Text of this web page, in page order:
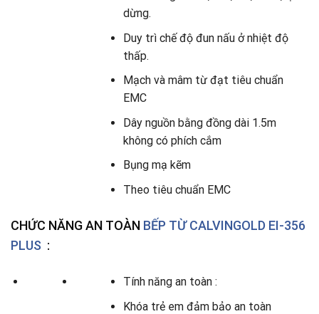
dừng.
Duy trì chế độ đun nấu ở nhiệt độ
thấp.
Mạch và mâm từ đạt tiêu chuẩn
EMC
Dây nguồn bằng đồng dài 1.5m
không có phích cắm
Bụng mạ kẽm
Theo tiêu chuẩn EMC
CHỨC NĂNG AN TOÀN BẾP TỪ CALVINGOLD EI-356
PLUS :
Tính năng an toàn :
Khóa trẻ em đảm bảo an toàn